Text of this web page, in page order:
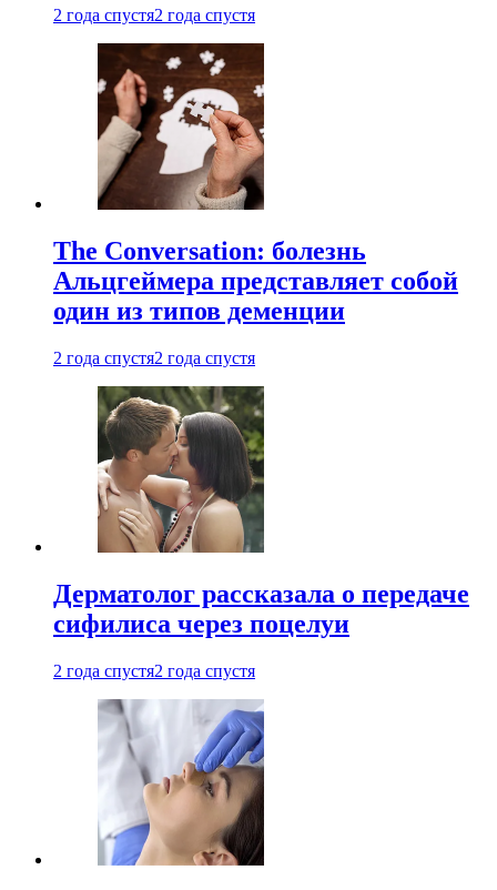
2 года спустя2 года спустя
The Conversation: болезнь
Альцгеймера представляет собой
один из типов деменции
2 года спустя2 года спустя
Дерматолог рассказала о передаче
сифилиса через поцелуи
2 года спустя2 года спустя